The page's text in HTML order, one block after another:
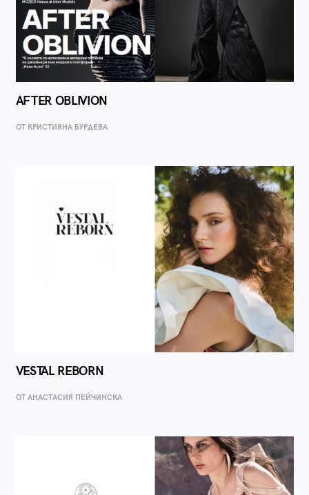
AFTER OBLIVION
ОТ КРИСТИЯНА БУРДЕВА
VESTAL REBORN
ОТ AНАСТАСИЯ ПЕЙЧИНСКА